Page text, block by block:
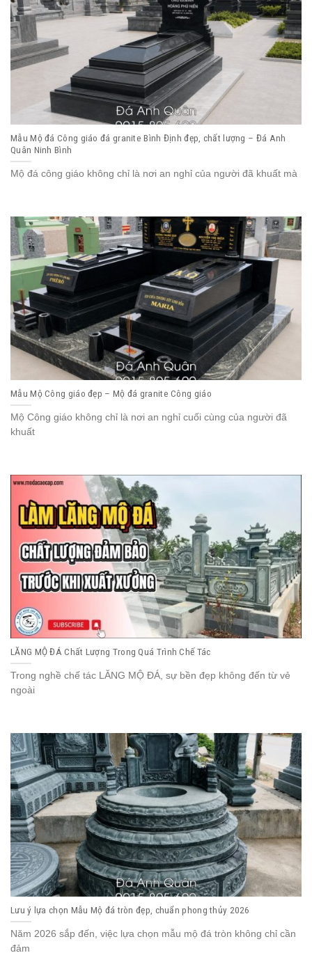
Mẫu Mộ đá Công giáo đá granite Bình Định đẹp, chất lượng – Đá Anh
Quân Ninh Bình
Mộ đá công giáo không chỉ là nơi an nghỉ của người đã khuất mà
Mẫu Mộ Công giáo đẹp – Mộ đá granite Công giáo
Mộ Công giáo không chỉ là nơi an nghỉ cuối cùng của người đã
khuất
LĂNG MỘ ĐÁ Chất Lượng Trong Quá Trình Chế Tác
Trong nghề chế tác LĂNG MỘ ĐÁ, sự bền đẹp không đến từ vẻ
ngoài
Lưu ý lựa chọn Mẫu Mộ đá tròn đẹp, chuẩn phong thủy 2026
Năm 2026 sắp đến, việc lựa chọn mẫu mộ đá tròn không chỉ cần
đảm